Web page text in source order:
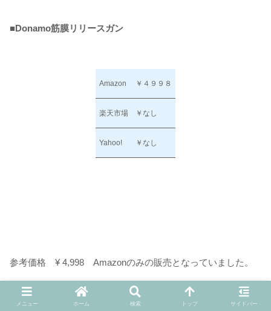
■Donamo筋膜リリースガン
Amazon ￥４９９８
楽天市場 ￥なし
Yahoo! ￥なし
参考価格 ¥ 4,998 Amazonのみの販売となっていました。
メニュー ホーム 検索 トップ サイドバー